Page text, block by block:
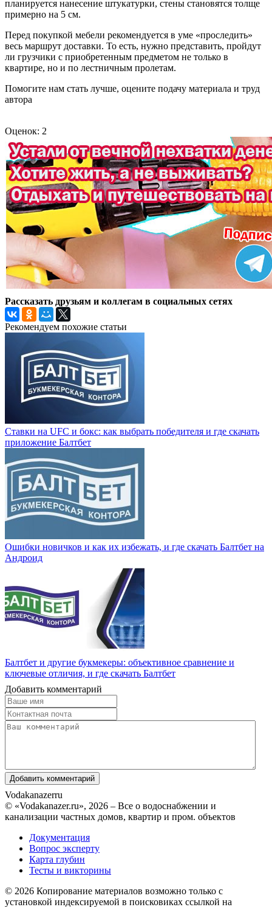
планируется нанесение штукатурки, стены становятся толще
примерно на 5 см.
Перед покупкой мебели рекомендуется в уме «проследить»
весь маршрут доставки. То есть, нужно представить, пройдут
ли грузчики с приобретенным предметом не только в
квартире, но и по лестничным пролетам.
Помогите нам стать лучше, оцените подачу материала и труд
автора
Оценок: 2
Рассказать друзьям и коллегам в социальных сетях
Рекомендуем похожие статьи
Ставки на UFC и бокс: как выбрать победителя и где скачать
приложение Балтбет
Ошибки новичков и как их избежать, и где скачать Балтбет на
Андроид
Балтбет и другие букмекеры: объективное сравнение и
ключевые отличия, и где скачать Балтбет
Добавить комментарий
Vodakanazerru
© «Vodakanazer.ru», 2026 – Все о водоснабжении и
канализации частных домов, квартир и пром. объектов
Документация
Вопрос эксперту
Карта глубин
Тесты и викторины
© 2026 Копирование материалов возможно только с
установкой индексируемой в поисковиках ссылкой на